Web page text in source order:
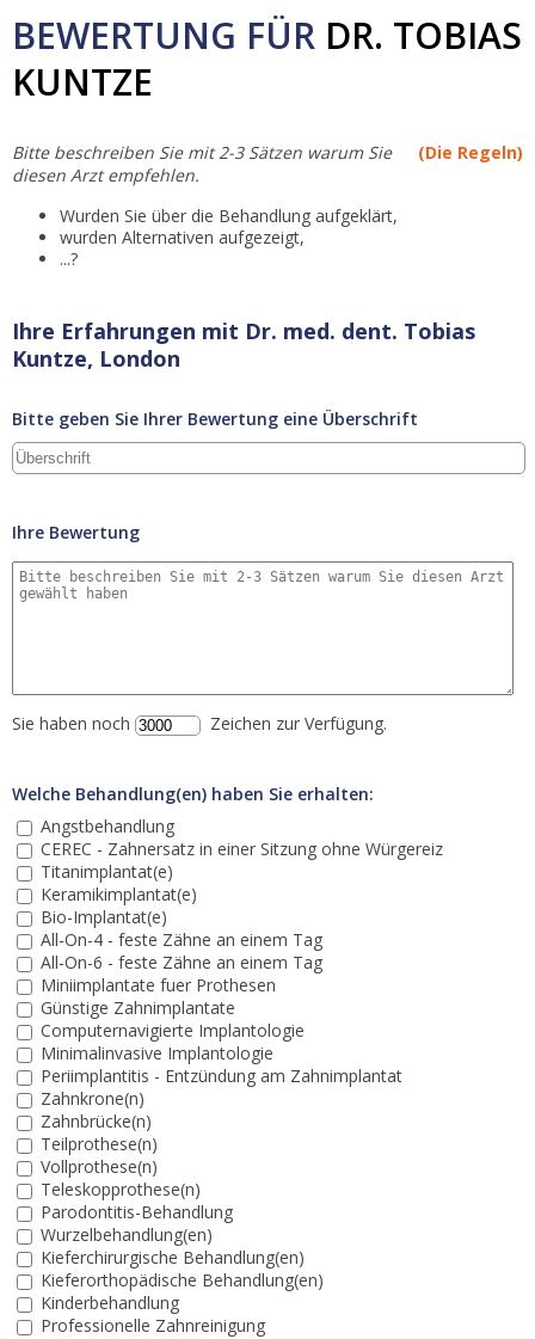
BEWERTUNG FÜR DR. TOBIAS
KUNTZE
(Die Regeln)
Bitte beschreiben Sie mit 2-3 Sätzen warum Sie
diesen Arzt empfehlen.
Wurden Sie über die Behandlung aufgeklärt,
wurden Alternativen aufgezeigt,
...?
Ihre Erfahrungen mit Dr. med. dent. Tobias
Kuntze, London
Bitte geben Sie Ihrer Bewertung eine Überschrift
Ihre Bewertung
Sie haben noch Zeichen zur Verfügung.
Welche Behandlung(en) haben Sie erhalten:
Angstbehandlung
CEREC - Zahnersatz in einer Sitzung ohne Würgereiz
Titanimplantat(e)
Keramikimplantat(e)
Bio-Implantat(e)
All-On-4 - feste Zähne an einem Tag
All-On-6 - feste Zähne an einem Tag
Miniimplantate fuer Prothesen
Günstige Zahnimplantate
Computernavigierte Implantologie
Minimalinvasive Implantologie
Periimplantitis - Entzündung am Zahnimplantat
Zahnkrone(n)
Zahnbrücke(n)
Teilprothese(n)
Vollprothese(n)
Teleskopprothese(n)
Parodontitis-Behandlung
Wurzelbehandlung(en)
Kieferchirurgische Behandlung(en)
Kieferorthopädische Behandlung(en)
Kinderbehandlung
Professionelle Zahnreinigung